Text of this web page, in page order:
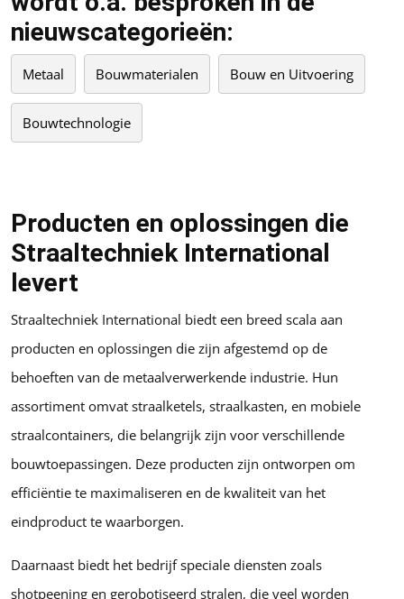
nieuwscategorieën:
Metaal Bouwmaterialen Bouw en Uitvoering
Bouwtechnologie
Producten en oplossingen die
Straaltechniek International
levert
Straaltechniek International biedt een breed scala aan
producten en oplossingen die zijn afgestemd op de
behoeften van de metaalverwerkende industrie. Hun
assortiment omvat straalketels, straalkasten, en mobiele
straalcontainers, die belangrijk zijn voor verschillende
bouwtoepassingen. Deze producten zijn ontworpen om
efficiëntie te maximaliseren en de kwaliteit van het
eindproduct te waarborgen.
Daarnaast biedt het bedrijf speciale diensten zoals
shotpeening en gerobotiseerd stralen, die veel worden